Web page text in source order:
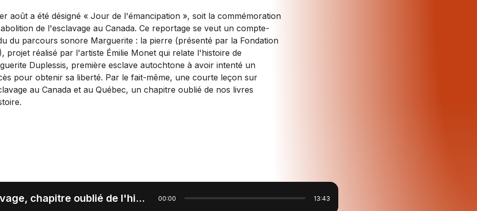
août a été désigné « Jour de l'émancipation », soit la commémoration
de l'esclavage au Canada. Ce reportage se veut un compte-
du parcours sonore Marguerite : la pierre (présenté par la Fondation
projet réalisé par l'artiste Émilie Monet qui relate l'histoire de
Duplessis, première esclave autochtone à avoir intenté un
pour obtenir sa liberté. Par le fait-même, une courte leçon sur
au Canada et au Québec, un chapitre oublié de nos livres
L'esclavage, chapitre oublié de l'histoire du Québec 00:00 13:43